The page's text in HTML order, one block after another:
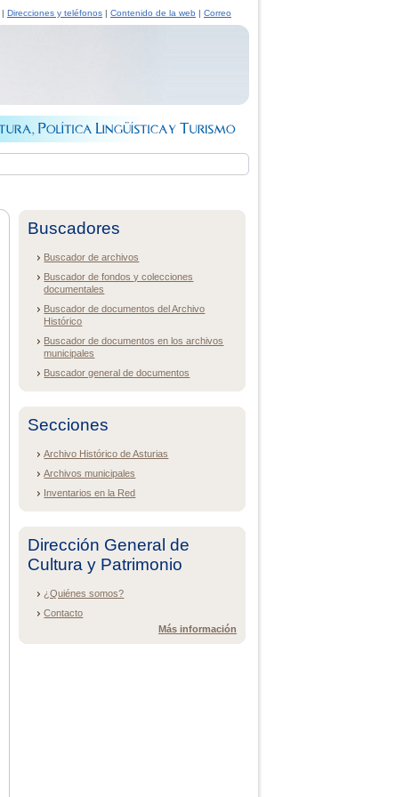
| Direcciones y teléfonos | Contenido de la web | Correo
Buscadores
Buscador de archivos
Buscador de fondos y colecciones
documentales
Buscador de documentos del Archivo
Histórico
Buscador de documentos en los archivos
municipales
Buscador general de documentos
Secciones
Archivo Histórico de Asturias
Archivos municipales
Inventarios en la Red
Dirección General de
Cultura y Patrimonio
¿Quiénes somos?
Contacto
Más información